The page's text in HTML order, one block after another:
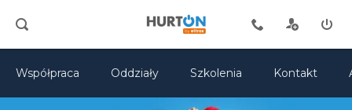
Współpraca Oddziały Szkolenia Kontakt